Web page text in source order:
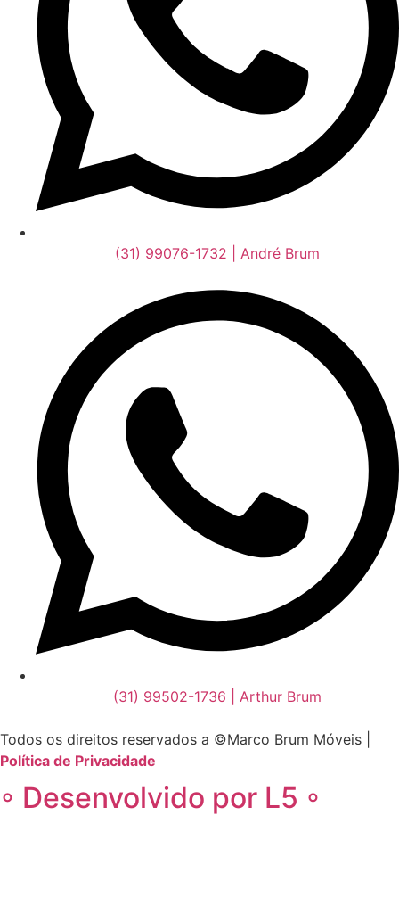
(31) 99076-1732 | André Brum
(31) 99502-1736 | Arthur Brum
Todos os direitos reservados a ©Marco Brum Móveis |
Política de Privacidade
◦ Desenvolvido por L5 ◦